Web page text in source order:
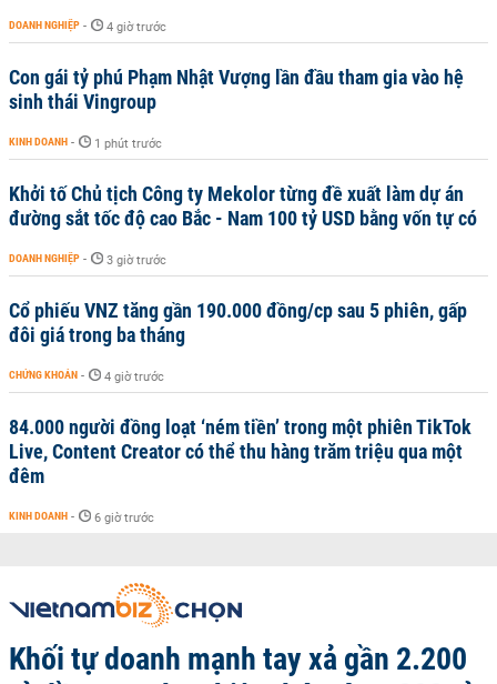
DOANH NGHIỆP - 4 giờ trước
Con gái tỷ phú Phạm Nhật Vượng lần đầu tham gia vào hệ
sinh thái Vingroup
KINH DOANH - 1 phút trước
Khởi tố Chủ tịch Công ty Mekolor từng đề xuất làm dự án
đường sắt tốc độ cao Bắc - Nam 100 tỷ USD bằng vốn tự có
DOANH NGHIỆP - 3 giờ trước
Cổ phiếu VNZ tăng gần 190.000 đồng/cp sau 5 phiên, gấp
đôi giá trong ba tháng
CHỨNG KHOÁN - 4 giờ trước
84.000 người đồng loạt ‘ném tiền’ trong một phiên TikTok
Live, Content Creator có thể thu hàng trăm triệu qua một
đêm
KINH DOANH - 6 giờ trước
Khối tự doanh mạnh tay xả gần 2.200